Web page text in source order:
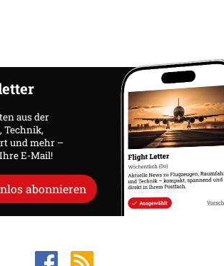
aus der
Technik,
und mehr –
E-Mail!
abonnieren